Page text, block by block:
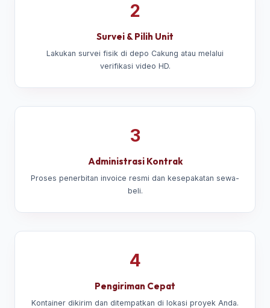
2
Survei & Pilih Unit
Lakukan survei fisik di depo Cakung atau melalui
verifikasi video HD.
3
Administrasi Kontrak
Proses penerbitan invoice resmi dan kesepakatan sewa-
beli.
4
Pengiriman Cepat
Kontainer dikirim dan ditempatkan di lokasi proyek Anda.